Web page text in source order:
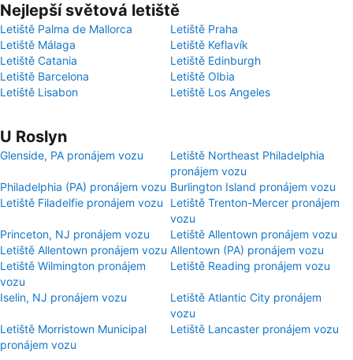
Nejlepší světová letiště
Letiště Palma de Mallorca
Letiště Praha
Letiště Málaga
Letiště Keflavík
Letiště Catania
Letiště Edinburgh
Letiště Barcelona
Letiště Olbia
Letiště Lisabon
Letiště Los Angeles
U Roslyn
Glenside, PA pronájem vozu
Letiště Northeast Philadelphia
pronájem vozu
Philadelphia (PA) pronájem vozu Burlington Island pronájem vozu
Letiště Filadelfie pronájem vozu
Letiště Trenton-Mercer pronájem
vozu
Princeton, NJ pronájem vozu
Letiště Allentown pronájem vozu
Letiště Allentown pronájem vozu Allentown (PA) pronájem vozu
Letiště Wilmington pronájem
vozu
Letiště Reading pronájem vozu
Iselin, NJ pronájem vozu
Letiště Atlantic City pronájem
vozu
Letiště Morristown Municipal
pronájem vozu
Letiště Lancaster pronájem vozu